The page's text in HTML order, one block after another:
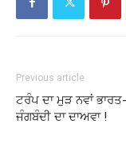
Previous article
ਟਰੰਪ ਦਾ ਮੁੜ ਨਵਾਂ
ਜੰਗਬੰਦੀ ਦਾ ਦਾਅਵਾ !